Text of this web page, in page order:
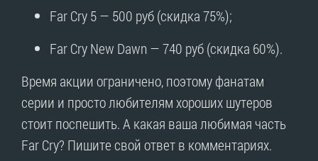
Far Cry 5 — 500 руб (скидка 75%);
Far Cry New Dawn — 740 руб (скидка 60%).
Время акции ограничено, поэтому фанатам
серии и просто любителям хороших шутеров
стоит поспешить. А какая ваша любимая часть
Far Cry? Пишите свой ответ в комментариях.